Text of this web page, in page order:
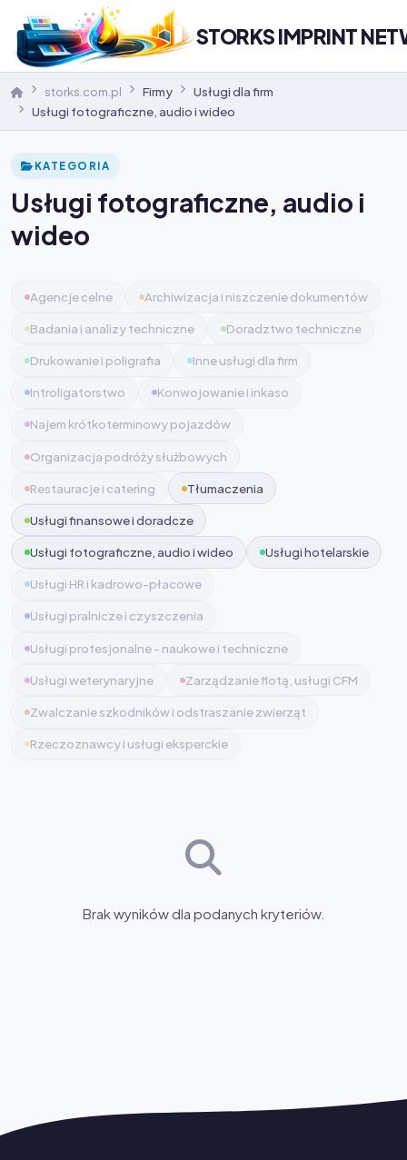
STORKS IMPRINT
storks.com.pl Firmy
Usługi dla firm
Usługi fotograficzne, audio i wideo
KATEGORIA
Usługi fotograficzne, audio i
wideo
Agencje celne Archiwizacja i niszczenie dokumentów
Badania i analizy techniczne Doradztwo techniczne
Drukowanie i poligrafia Inne usługi dla firm
Introligatorstwo Konwojowanie i inkaso
Najem krótkoterminowy pojazdów
Organizacja podróży służbowych
Restauracje i catering Tłumaczenia
Usługi finansowe i doradcze
Usługi fotograficzne, audio i wideo Usługi hotelarskie
Usługi HR i kadrowo-płacowe
Usługi pralnicze i czyszczenia
Usługi profesjonalne - naukowe i techniczne
Usługi weterynaryjne Zarządzanie flotą, usługi CFM
Zwalczanie szkodników i odstraszanie zwierząt
Rzeczoznawcy i usługi eksperckie
Brak wyników dla podanych kryteriów.